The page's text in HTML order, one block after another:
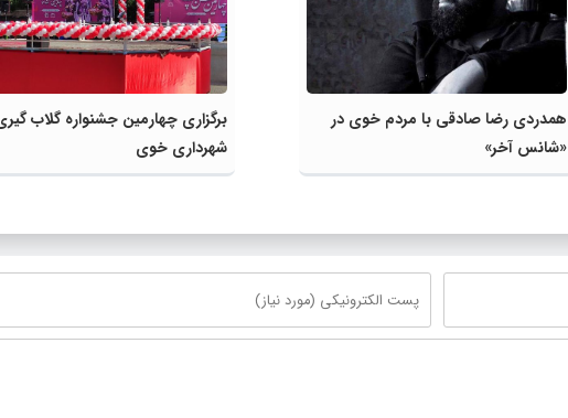
همدردی رضا صادقی با مردم خوی در
«شانس آخر»
برگزاری چهارمین جشنواره گلاب
شهرداری خوی